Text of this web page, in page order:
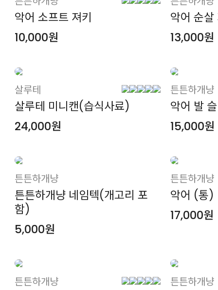
악어 소프트 져키
10,000원
악어 순살
13,000원
살루테
살루테 미니캔(습식사료)
24,000원
튼튼하개냥
악어 발
15,000원
튼튼하개냥
튼튼하개냥 네임텍(개고리 포
함)
5,000원
튼튼하개냥
악어 (통)
17,000원
튼튼하개냥 튼튼하개냥